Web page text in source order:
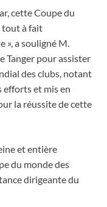
cette Coupe du
tout à fait
», a souligné M.
Tanger pour assister
des clubs, notant
efforts et mis en
la réussite de cette
et entière
du monde des
dirigeante du